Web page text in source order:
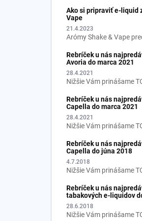
Ako si pripraviť e-liquid
Vape
21.4.2023
Arómy Shake & Vape
Rebríček u nás
Avoria do marca 2021
28.4.2021
Nižšie Vám prinášame
Rebríček u nás
Capella do marca 2021
28.4.2021
Nižšie Vám prinášame
Rebríček u nás
Capella do júna 2018
4.7.2018
Nižšie Vám prinášame
Rebríček u nás
tabakových e-liquidov
28.6.2018
Nižšie Vám prinášame